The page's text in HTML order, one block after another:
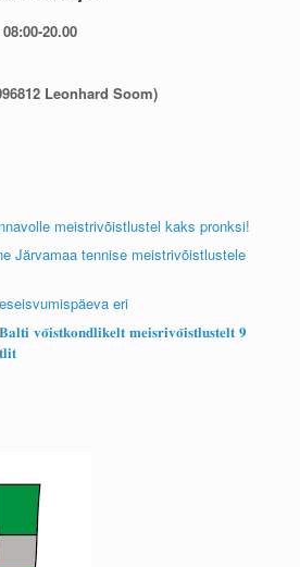
20.00
Leonhard Soom)
meistrivõistlustel kaks pronksi!
Järvamaa tennise meistrivõistlustele
eri
𝐯𝐨̃𝐢𝐬𝐭𝐤𝐨𝐧𝐝𝐥𝐢𝐤𝐞𝐥𝐭 𝐦𝐞𝐢𝐬𝐫𝐢𝐯𝐨̃𝐢𝐬𝐭𝐥𝐮𝐬𝐭𝐞𝐥𝐭 𝟗